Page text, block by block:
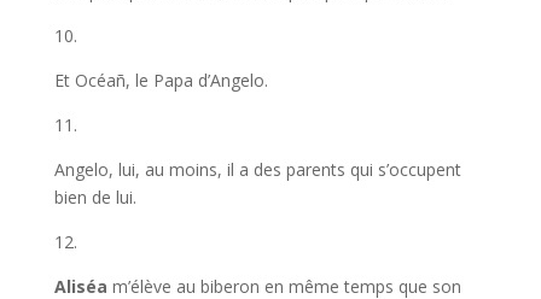
10.
Et Océañ, le Papa d’Angelo.
11.
Angelo, lui, au moins, il a des parents qui s’occupent
bien de lui.
12.
Aliséa m’élève au biberon en même temps que son